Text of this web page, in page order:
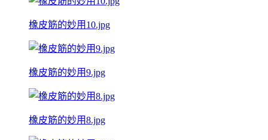
橡皮筋的妙用10.jpg
橡皮筋的妙用9.jpg
橡皮筋的妙用8.jpg